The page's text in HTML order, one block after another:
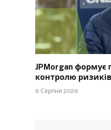
JPMorgan формує
контролю
6 Серпня 2026